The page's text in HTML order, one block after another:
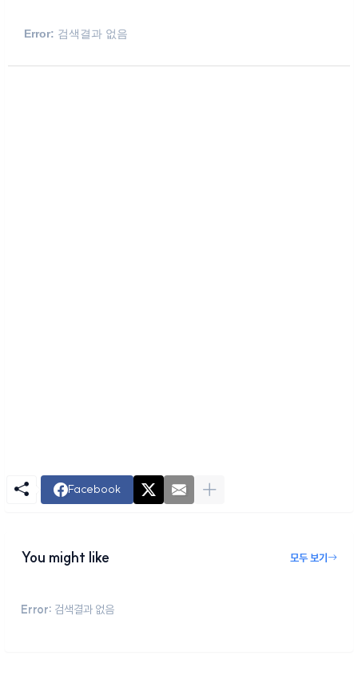
Error: 검색결과 없음
Facebook
You might like 모두 보기
Error: 검색결과 없음